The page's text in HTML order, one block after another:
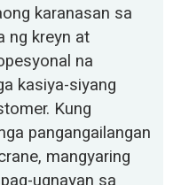
karanasan sa
ng kreyn at
na
kasiya-siyang
Kung
pangangailangan
mangyaring